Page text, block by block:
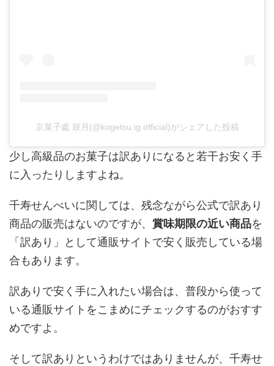
京菓子處 鼓月(@kogetsu.ig.official)がシェアした投稿
少し高級品のお菓子は訳ありになると若干お安く手
に入ったりしますよね。
千寿せんべいに関しては、残念ながら公式で訳あり
商品の販売はないのですが、 賞味期限の近い商品を
「訳あり」として通販サイトで安く販売している場
合もあります。
訳ありで安く手に入れたい場合は、普段から使って
いる通販サイトをこまめにチェックするのがおすす
めですよ。
そして訳ありというわけではありませんが、千寿せ